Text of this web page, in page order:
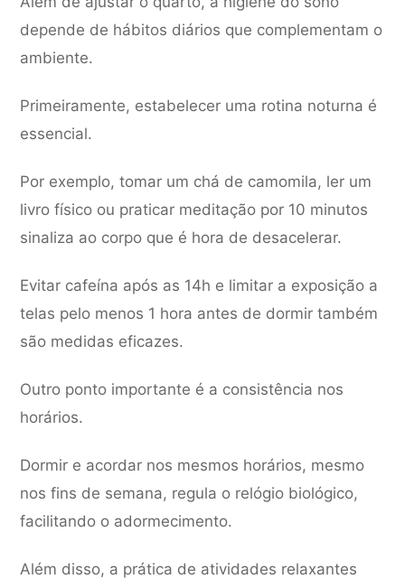
depende de hábitos diários que complementam o
ambiente.
Primeiramente, estabelecer uma rotina noturna é
essencial.
Por exemplo, tomar um chá de camomila, ler um
livro físico ou praticar meditação por 10 minutos
sinaliza ao corpo que é hora de desacelerar.
Evitar cafeína após as 14h e limitar a exposição a
telas pelo menos 1 hora antes de dormir também
são medidas eficazes.
Outro ponto importante é a consistência nos
horários.
Dormir e acordar nos mesmos horários, mesmo
nos fins de semana, regula o relógio biológico,
facilitando o adormecimento.
Além disso, a prática de atividades relaxantes